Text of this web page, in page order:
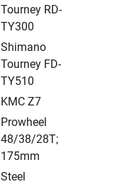
Tourney RD-
TY300
Shimano
Tourney FD-
TY510
KMC Z7
Prowheel
48/38/28T;
175mm
Steel